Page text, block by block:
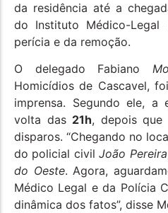
da residência até a
do Instituto Médico-Legal
perícia e da remoção.
O delegado Fabiano
Homicídios de Cascavel,
imprensa. Segundo ele,
volta das 21h, depois que
disparos. “Chegando no
do policial civilJoão Pereira
do Oeste. Agora,
Médico Legal e da Polícia
dinâmica dos fatos”, disse